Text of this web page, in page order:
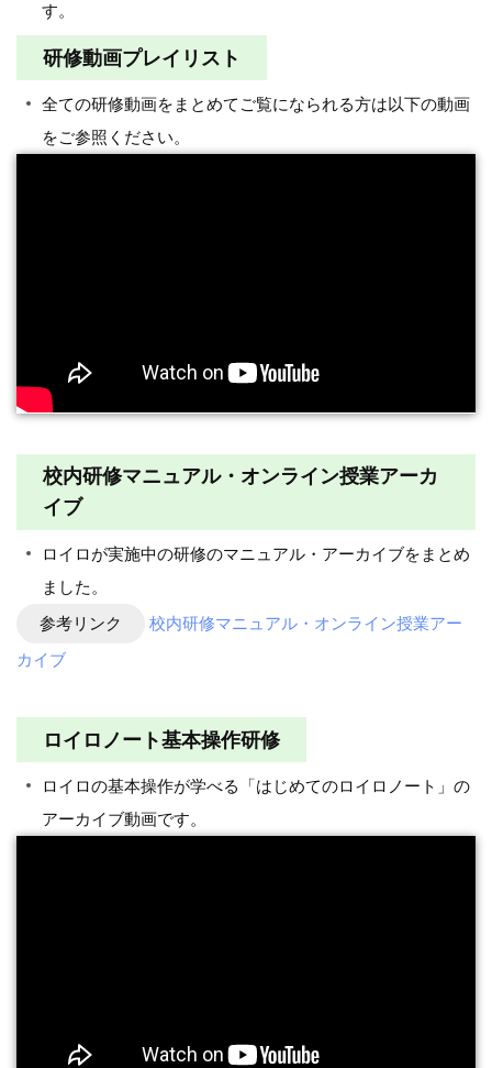
す。
研修動画プレイリスト
全ての研修動画をまとめてご覧になられる方は以下の動画
をご参照ください。
校内研修マニュアル・オンライン授業アーカ
イブ
ロイロが実施中の研修のマニュアル・アーカイブをまとめ
ました。
参考リンク
校内研修マニュアル・オンライン授業アー
カイブ
ロイロノート基本操作研修
ロイロの基本操作が学べる「はじめてのロイロノート」の
アーカイブ動画です。